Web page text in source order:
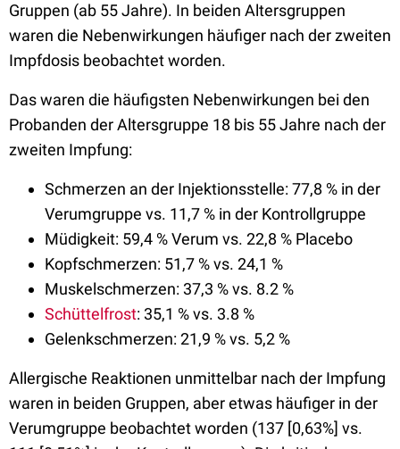
Gruppen (ab 55 Jahre). In beiden Altersgruppen
waren die Nebenwirkungen häufiger nach der zweiten
Impfdosis beobachtet worden.
Das waren die häufigsten Nebenwirkungen bei den
Probanden der Altersgruppe 18 bis 55 Jahre nach der
zweiten Impfung:
Schmerzen an der Injektionsstelle: 77,8 % in der
Verumgruppe vs. 11,7 % in der Kontrollgruppe
Müdigkeit: 59,4 % Verum vs. 22,8 % Placebo
Kopfschmerzen: 51,7 % vs. 24,1 %
Muskelschmerzen: 37,3 % vs. 8.2 %
Schüttelfrost: 35,1 % vs. 3.8 %
Gelenkschmerzen: 21,9 % vs. 5,2 %
Allergische Reaktionen unmittelbar nach der Impfung
waren in beiden Gruppen, aber etwas häufiger in der
Verumgruppe beobachtet worden (137 [0,63%] vs.